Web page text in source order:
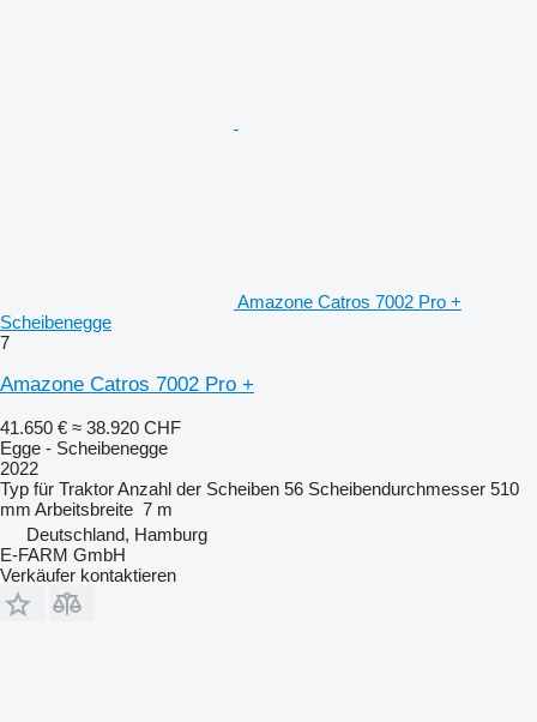
Amazone Catros 7002 Pro +
Scheibenegge
7
Amazone Catros 7002 Pro +
41.650 € ≈ 38.920 CHF
Egge - Scheibenegge
2022
Typ für TraktorAnzahl der Scheiben 56 Scheibendurchmesser 510
mm Arbeitsbreite 7 m
Deutschland, Hamburg
E-FARM GmbH
Verkäufer kontaktieren